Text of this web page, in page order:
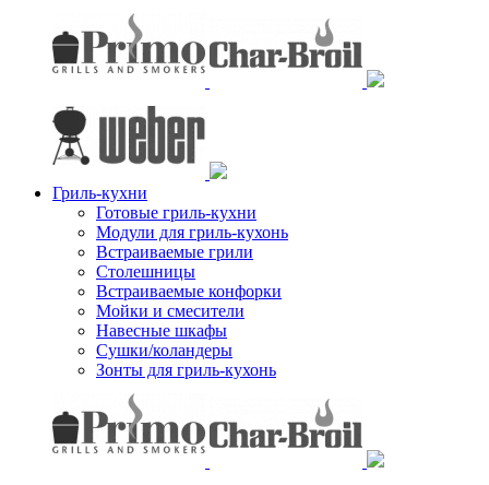
Гриль-кухни
Готовые гриль-кухни
Модули для гриль-кухонь
Встраиваемые грили
Столешницы
Встраиваемые конфорки
Мойки и смесители
Навесные шкафы
Сушки/коландеры
Зонты для гриль-кухонь